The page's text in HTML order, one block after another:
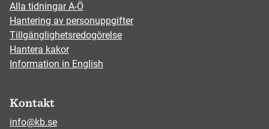
Alla tidningar A-Ö
Hantering av personuppgifter
Tillgänglighetsredogörelse
Hantera kakor
Information in English
Kontakt
info@kb.se